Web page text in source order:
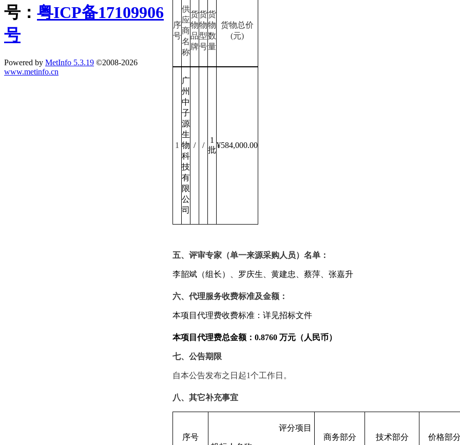
序
号
供
应
商
名
称
货
物
品
牌
货
物
型
号
货
物
数
量
货物总价
(元)
1
广
州
中
子
源
生
物
科
技
有
限
公
司
/ /
1
批
¥584,000.00
五、评审专家（单一来源采购人员）名单：
李韶斌 （组长）、罗庆生、黄建忠、蔡萍、张嘉升
六、代理服务收费标准及金额：
本项目代理费收费标准：详见招标文件
本项目代理费总金额： 0.8760 万元（人民币）
七、公告期限
自本公告发布之日起1个工作日。
八、其它补充事宜
序号
评分项目
商务部分 技术部分 价格部
号： 粤ICP备17109906
号
Powered by MetInfo 5.3.19 ©2008-2026
www.metinfo.cn